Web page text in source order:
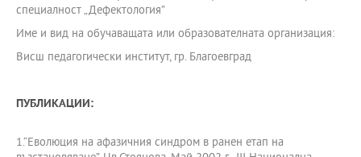
специалност „Дефектология”
Име и вид на обучаващата или образователната организация:
Висш педагогически институт, гр. Благоевград
ПУБЛИКАЦИИ:
1.“Еволюция на афазичния синдром в ранен етап на